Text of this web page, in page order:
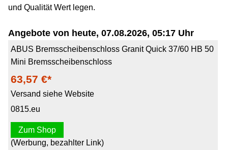
und Qualität Wert legen.
Angebote von heute, 07.08.2026, 05:17 Uhr
ABUS Bremsscheibenschloss Granit Quick 37/60 HB 50
Mini Bremsscheibenschloss
63,57 €*
Versand siehe Website
0815.eu
Zum Shop
(Werbung, bezahlter Link)